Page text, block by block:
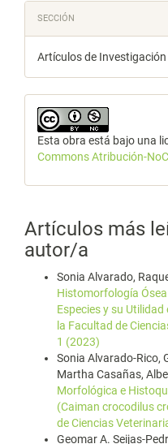
SECCIÓN
Artículos de Investigación
Esta obra está bajo una
Commons Atribución-
Artículos más
autor/a
Sonia Alvarado,
Histomorfología
Especies y su
la Facultad de
1 (2023)
Sonia Alvarado-Rico,
Martha Casañas,
Morfológica e
(Caiman crocodilus
de Ciencias
Geomar A. Seijas-